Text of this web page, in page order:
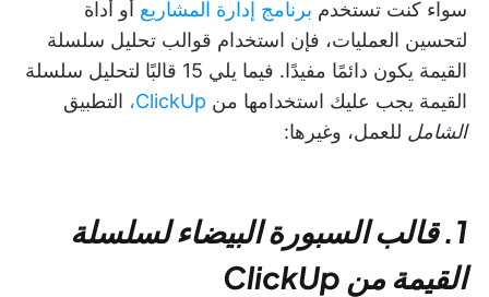
سواء كنت تستخدم برنامج إدارة المشاريع أو أداة
لتحسين العمليات، فإن استخدام قوالب تحليل سلسلة
القيمة يكون دائمًا مفيدًا. فيما يلي 15 قالبًا لتحليل سلسلة
القيمة يجب عليك استخدامها من ClickUp،
التطبيق
الشامل للعمل، وغيرها:
1. قالب السبورة البيضاء لسلسلة
القيمة من ClickUp